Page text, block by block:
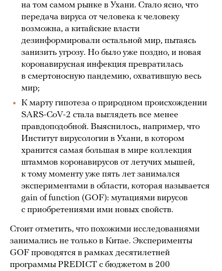
на том самом рынке в Ухани. Стало ясно, что
передача вируса от человека к человеку
возможна, а китайские власти
дезинформировали остальной мир, пытаясь
занизить угрозу. Но было уже поздно, и новая
коронавирусная инфекция превратилась
в смертоносную пандемию, охватившую весь
мир;
К марту гипотеза о природном происхождении
SARS-CoV-2 стала выглядеть все менее
правдоподобной. Выяснилось, например, что
Институт вирусологии в Ухани, в котором
хранится самая большая в мире коллекция
штаммов коронавирусов от летучих мышей,
к тому моменту уже пять лет занимался
экспериментами в области, которая называется
gain of function (GOF): мутациями вирусов
с приобретениями ими новых свойств.
Стоит отметить, что похожими исследованиями
занимались не только в Китае. Эксперименты
GOF проводятся в рамках десятилетней
программы PREDICT с бюджетом в 200